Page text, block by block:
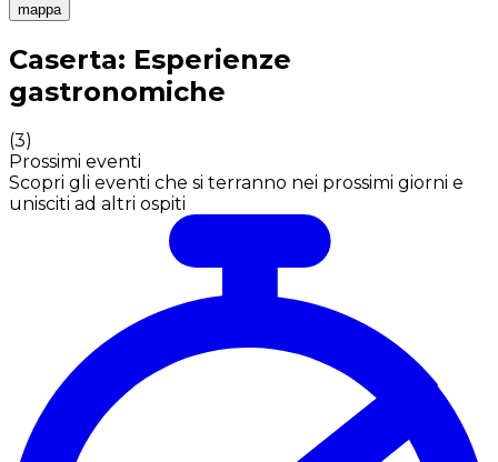
mappa
Esperienze culinarie indimenticabili: Esperienze
Caserta: Esperienze
gastronomiche
(3)
Prossimi eventi
Scopri gli eventi che si terranno nei prossimi giorni e
unisciti ad altri ospiti